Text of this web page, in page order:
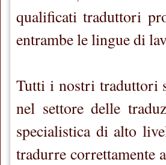
qualificati traduttori
entrambe le lingue di
Tutti i nostri traduttori
nel settore delle
specialistica di alto
tradurre correttamente